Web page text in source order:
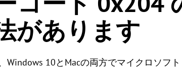
があります
Windows 10とMacの両方でマイクロソフ